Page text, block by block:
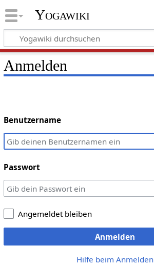
Yogawiki
Anmelden
Benutzername
Passwort
Angemeldet bleiben
Anmelden
Hilfe beim Anmelden